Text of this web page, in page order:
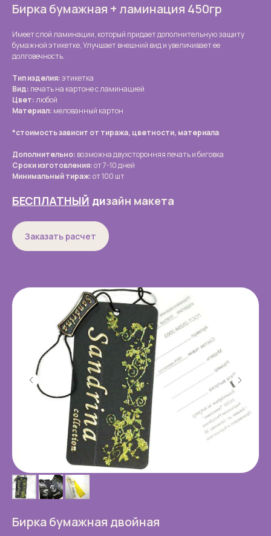
Бирка бумажная + ламинация 450гр
Имеет слой ламинации, который придает дополнительную защиту
бумажной этикетке, Улучшает внешний вид и увеличивает ее
долговечность.
Тип изделия:этикетка
Вид: печать на картоне с ламинацией
Цвет:любой
Материал: мелованный картон
*стоимость зависит от тиража, цветности, материала
Дополнительно: возможна двухсторонняя печать и биговка
Сроки изготовления:от 7-10 дней
Минимальный тираж:от 100 шт
БЕСПЛАТНЫЙ дизайн макета
Заказать расчет
Бирка бумажная двойная